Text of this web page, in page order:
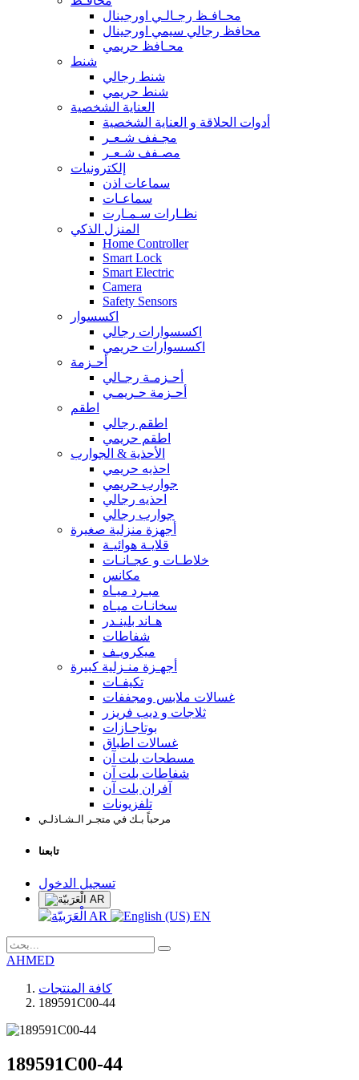
محـافـظ رجـالـي اورجينال
محافظ رجالي سيمي اورجينال
محـافظ حريمي
شنط
شنط رجالي
شنط حريمي
العناية الشخصية
أدوات الحلاقة و العناية الشخصية
مجـفف شـعـر
مصـفف شـعـر
إلكترونيات
سماعات اذن
سماعـات
نظـارات سـمـارت
المنزل الذكي
Home Controller
Smart Lock
Smart Electric
Camera
Safety Sensors
اكسسوار
اكسسوارات رجالي
اكسسوارات حريمي
أحـزمة
أحـزمـة رجـالي
أحـزمة حـريمـي
اطقم
اطقم رجالي
اطقم حريمي
الأحذية & الجوارب
احذيه حريمي
جوارب حريمي
احذيه رجالي
جوارب رجالي
أجهزة منزلية صغيرة
قلايـة هوائيـة
خلاطـات و عجـانـات
مكانس
مبـرد ميـاه
سخانـات ميـاه
هـاند بلينـدر
شفاطات
ميكرويـف
أجهـزة منـزلية كبيرة
تكيفـات
غسالات ملابس ومجففات
ثلاجات و ديب فريزر
بوتاجـازات
غسالات اطباق
مسطحات بلت آن
شفاطات بلت آن
آفران بلت آن
تلفزيونات
مرحباً بـك في متجـر الـشـاذلـي
تابعنا
تسجيل الدخول
AR
AR EN
AHMED
كافة المنتجات
189591C00-44
189591C00-44